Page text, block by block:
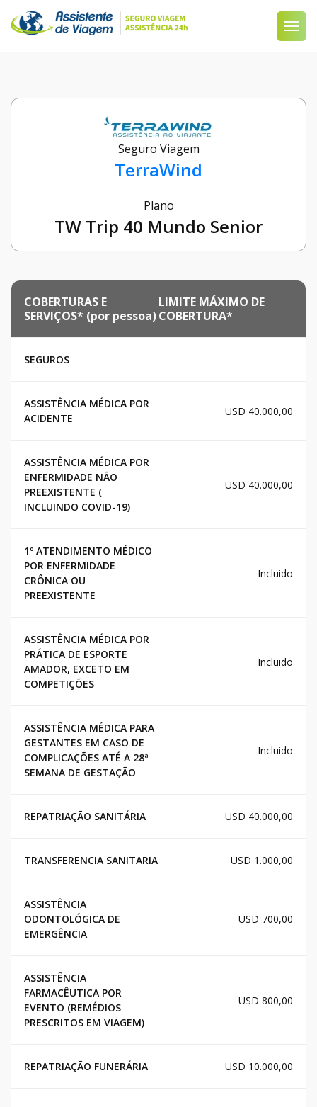
Seguro Viagem
TerraWind
Plano
TW Trip 40 Mundo Senior
COBERTURAS E
SERVIÇOS* (por pessoa)
LIMITE MÁXIMO DE
COBERTURA*
SEGUROS
ASSISTÊNCIA MÉDICA POR
ACIDENTE
USD 40.000,00
ASSISTÊNCIA MÉDICA POR
ENFERMIDADE NÃO
PREEXISTENTE (
INCLUINDO COVID-19)
USD 40.000,00
1º ATENDIMENTO MÉDICO
POR ENFERMIDADE
CRÔNICA OU
PREEXISTENTE
Incluido
ASSISTÊNCIA MÉDICA POR
PRÁTICA DE ESPORTE
AMADOR, EXCETO EM
COMPETIÇÕES
Incluido
ASSISTÊNCIA MÉDICA PARA
GESTANTES EM CASO DE
COMPLICAÇÕES ATÉ A 28ª
SEMANA DE GESTAÇÃO
Incluido
REPATRIAÇÃO SANITÁRIA USD 40.000,00
TRANSFERENCIA SANITARIA USD 1.000,00
ASSISTÊNCIA
ODONTOLÓGICA DE
EMERGÊNCIA
USD 700,00
ASSISTÊNCIA
FARMACÊUTICA POR
EVENTO (REMÉDIOS
PRESCRITOS EM VIAGEM)
USD 800,00
REPATRIAÇÃO FUNERÁRIA USD 10.000,00